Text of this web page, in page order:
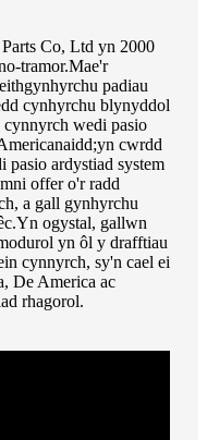
Co, Ltd yn 2000
tramor.Mae'r
padiau
cynhyrchu blynyddol
wedi pasio
cwrdd
ardystiad system
offer o'r radd
a gall gynhyrchu
ogystal, gallwn
yn ôl y drafftiau
cynnyrch, sy'n cael ei
De America ac
rhagorol.